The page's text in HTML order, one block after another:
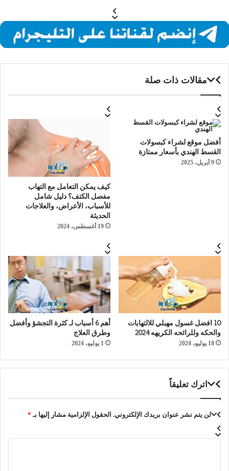
مقالات ذات صلة
أفضل موقع لشراء كبسولات
القسط الهندي بأسعار ممتازة
9 أبريل، 2025
كيف يمكن التعامل مع التهاب
مفصل الكتف؟ دليل شامل
للأسباب، الأعراض، والعلاجات
الحديثة
19 أغسطس، 2024
10 افضل غسول مهبلي للالتهابات
والحكه وللرائحه الكريهه 2024
18 يوليو، 2024
أهم 6 أسباب لـ كثرة التجشؤ وأفضل
وطرق العلاج
1 يوليو، 2024
اترك تعليقاً
لن يتم نشر عنوان بريدك الإلكتروني. الحقول الإلزامية مشار إليها بـ *
ا